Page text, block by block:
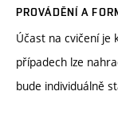
PROVÁDĚNÍ A
Účast na cvičení je
případech lze
bude individuálně